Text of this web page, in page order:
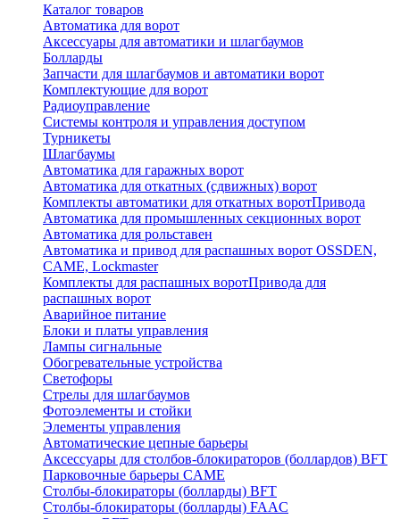
Каталог товаров
Автоматика для ворот
Аксессуары для автоматики и шлагбаумов
Болларды
Запчасти для шлагбаумов и автоматики ворот
Комплектующие для ворот
Радиоуправление
Системы контроля и управления доступом
Турникеты
Шлагбаумы
Автоматика для гаражных ворот
Автоматика для откатных (сдвижных) ворот
Комплекты автоматики для откатных воротПривода
Автоматика для промышленных секционных ворот
Автоматика для рольставен
Автоматика и привод для распашных ворот OSSDEN,
CAME, Lockmaster
Комплекты для распашных воротПривода для
распашных ворот
Аварийное питание
Блоки и платы управления
Лампы сигнальные
Обогревательные устройства
Светофоры
Стрелы для шлагбаумов
Фотоэлементы и стойки
Элементы управления
Автоматические цепные барьеры
Аксессуары для столбов-блокираторов (боллардов) BFT
Парковочные барьеры CAME
Столбы-блокираторы (болларды) BFT
Столбы-блокираторы (болларды) FAAC